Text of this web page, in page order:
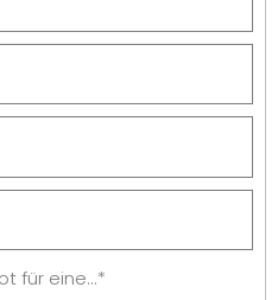
für eine...*